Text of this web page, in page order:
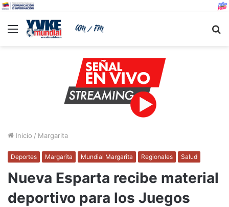
Menu
Inicio / Margarita
Deportes Margarita Mundial Margarita Regionales Salud
Nueva Esparta recibe material
deportivo para los Juegos